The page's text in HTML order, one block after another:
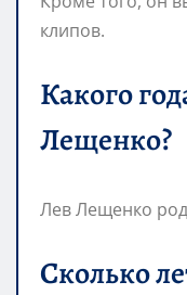
клипов.
Какого
Лещенко?
Лев Лещенко
Сколько